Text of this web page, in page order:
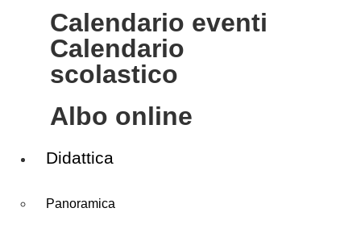
calendario eventi
calendario
scolastico
albo online
Didattica
Panoramica